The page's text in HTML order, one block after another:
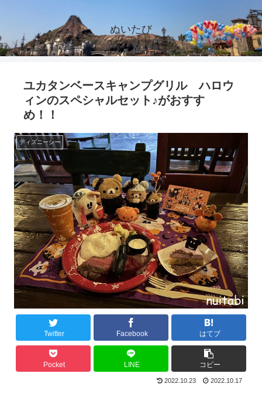
ぬいたび
ユカタンベースキャンプグリル ハロウ
ィンのスペシャルセット♪がおすす
め！！
ディズニーシー
Twitter Facebook はてブ
Pocket LINE コピー
2022.10.23 2022.10.17